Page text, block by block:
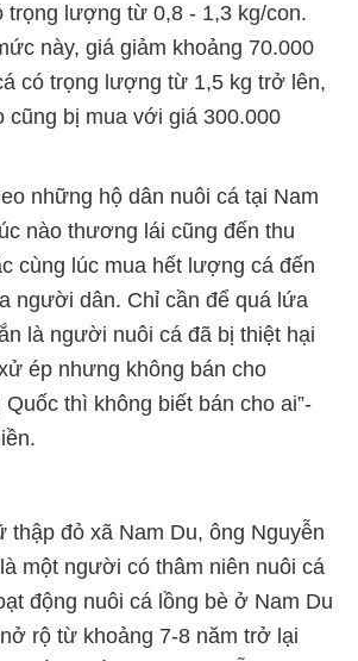
trọng lượng từ 0,8 - 1,3 kg/con.
này, giá giảm khoảng 70.000
có trọng lượng từ 1,5 kg trở lên,
cũng bị mua với giá 300.000
những hộ dân nuôi cá tại Nam
nào thương lái cũng đến thu
cùng lúc mua hết lượng cá đến
người dân. Chỉ cần để quá lứa
là người nuôi cá đã bị thiệt hại
ép nhưng không bán cho
thì không biết bán cho ai”-
thập đỏ xã Nam Du, ông Nguyễn
một người có thâm niên nuôi cá
động nuôi cá lồng bè ở Nam Du
rộ từ khoảng 7-8 năm trở lại